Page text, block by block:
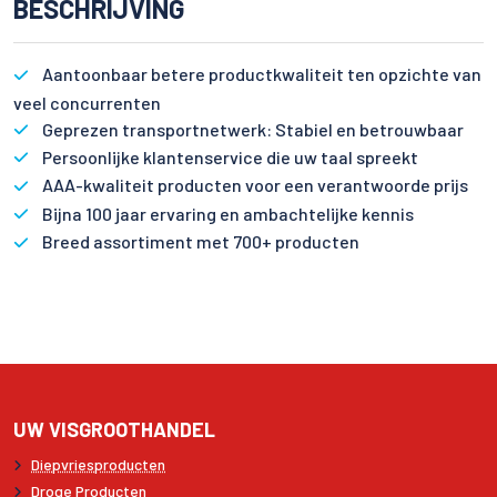
BESCHRIJVING
Aantoonbaar betere productkwaliteit ten opzichte van
veel concurrenten
Geprezen transportnetwerk: Stabiel en betrouwbaar
Persoonlijke klantenservice die uw taal spreekt
AAA-kwaliteit producten voor een verantwoorde prijs
Bijna 100 jaar ervaring en ambachtelijke kennis
Breed assortiment met 700+ producten
UW VISGROOTHANDEL
Diepvriesproducten
Droge Producten